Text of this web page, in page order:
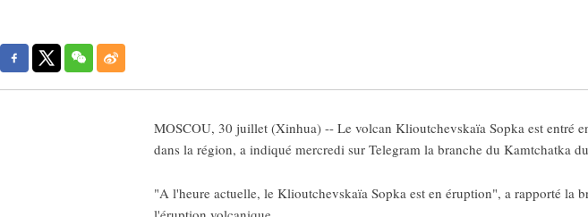
MOSCOU, 30 juillet (Xinhua) -- Le volcan Klioutchevskaïa Sopka est entré
dans la région, a indiqué mercredi sur Telegram la branche du Kamtchatka
"A l'heure actuelle, le Klioutchevskaïa Sopka est en éruption", a rapporté la